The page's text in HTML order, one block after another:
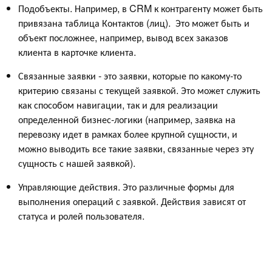
Подобъекты. Например, в CRM к контрагенту может быть
привязана таблица Контактов (лиц). Это может быть и
объект посложнее, например, вывод всех заказов
клиента в карточке клиента.
Связанные заявки - это заявки, которые по какому-то
критерию связаны с текущей заявкой. Это может служить
как способом навигации, так и для реализации
определенной бизнес-логики (например, заявка на
перевозку идет в рамках более крупной сущности, и
можно выводить все такие заявки, связанные через эту
сущность с нашей заявкой).
Управляющие действия. Это различные формы для
выполнения операций с заявкой. Действия зависят от
статуса и ролей пользователя.